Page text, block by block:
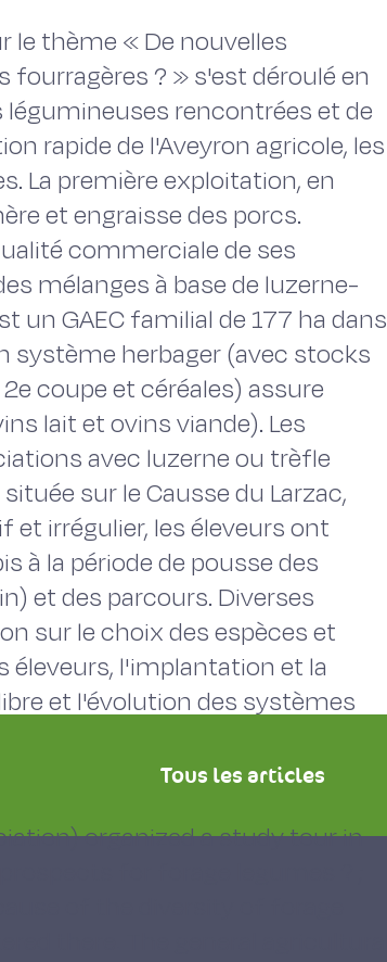
le thème « De nouvelles
? » s'est déroulé en
rencontrées et de
rapide de l'Aveyron agricole, les
La première exploitation, en
et engraisse des porcs.
commerciale de ses
mélanges à base de luzerne-
un GAEC familial de 177 ha dans
système herbager (avec stocks
coupe et céréales) assure
lait et ovins viande). Les
avec luzerne ou trèfle
sur le Causse du Larzac,
irrégulier, les éleveurs ont
à la période de pousse des
et des parcours. Diverses
sur le choix des espèces et
éleveurs, l'implantation et la
et l'évolution des systèmes
organized a study tour in
Tous les articles